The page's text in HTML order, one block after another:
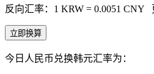
反向汇率：1 KRW = 0.0051 CNY
立即换算
今日人民币兑换韩元汇率为：